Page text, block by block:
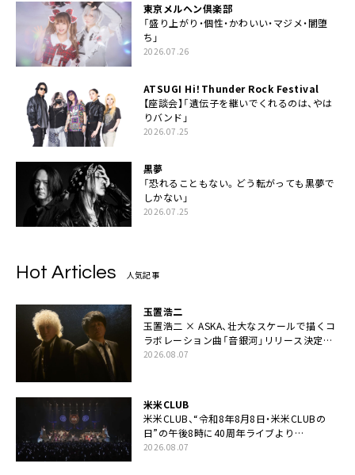
東京メルヘン倶楽部
「盛り上がり・個性・かわいい・マジメ・闇堕
ち」
2026.07.26
ATSUGI Hi！Thunder Rock Festival
【座談会】「遺伝子を継いでくれるのは、やは
りバンド」
2026.07.25
黒夢
「恐れることもない。どう転がっても黒夢で
しかない」
2026.07.25
Hot Articles 人気記事
玉置浩二
玉置浩二 × ASKA、壮大なスケールで描くコ
ラボレーション曲「音銀河」リリース決定。
カップリングには新曲「命の宿り」収録も
2026.08.07
米米CLUB
米米CLUB、“令和8年8月8日・米米CLUBの
日”の午後8時に40周年ライブより
「FANtachy medley」を88年限定公開
2026.08.07